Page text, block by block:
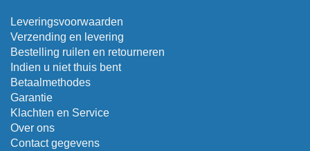
Leveringsvoorwaarden
Verzending en levering
Bestelling ruilen en retourneren
Indien u niet thuis bent
Betaalmethodes
Garantie
Klachten en Service
Over ons
Contact gegevens